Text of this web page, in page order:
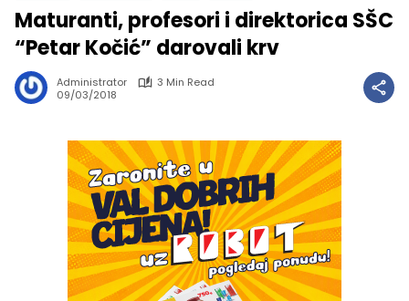
Maturanti, profesori i direktorica SŠC
“Petar Kočić” darovali krv
Administrator
3 Min Read
09/03/2018